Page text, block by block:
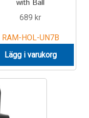
with Ball
689 kr
RAM-HOL-UN7B
Lägg i varukorg